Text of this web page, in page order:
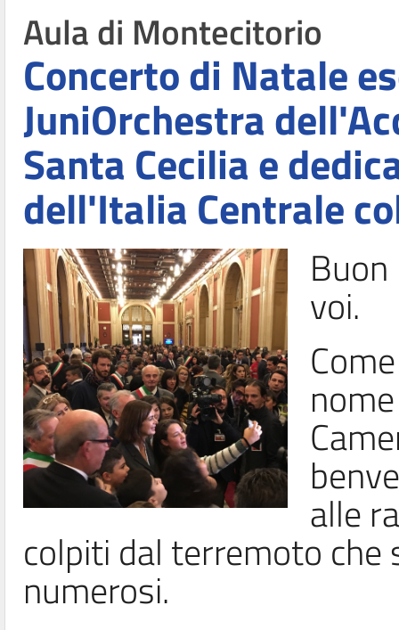
Aula di Montecitorio
Concerto di Natale
JuniOrchestra
Santa Cecilia e
dell'Italia Centrale
voi.
alle
colpiti dal terremoto
numerosi.